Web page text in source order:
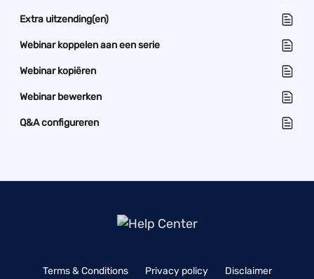
Extra uitzending(en)
Webinar koppelen aan een serie
Webinar kopiëren
Webinar bewerken
Q&A configureren
Terms & Conditions Privacy policy Disclaimer